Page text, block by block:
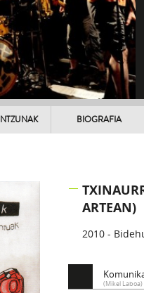
BIOGRAFIA
ARTEAN)
2010 -
(Mikel Laboa)